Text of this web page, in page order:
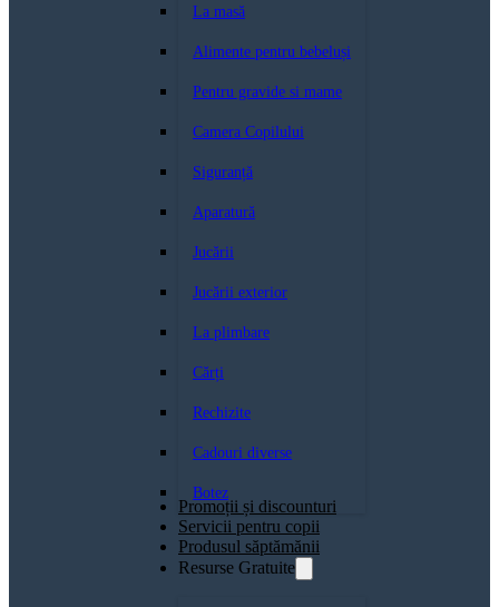
La masă
Alimente pentru bebeluși
Pentru gravide si mame
Camera Copilului
Siguranță
Aparatură
Jucării
Jucării exterior
La plimbare
Cărți
Rechizite
Cadouri diverse
Botez
Promoții și discounturi
Servicii pentru copii
Produsul săptămănii
Resurse Gratuite